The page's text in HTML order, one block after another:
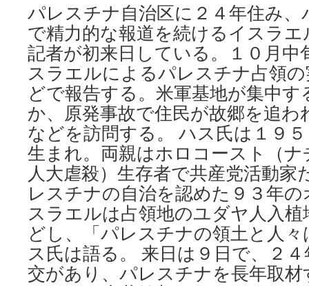
パレスチナ自治区に２４年住み
で精力的な報道を続けるイスラ
記者が初来日している。１０月中
スラエルによるパレスチナ占領
どで報告する。米軍基地が集中
か、原発事故で住民が故郷を追わ
などを訪問する。 ハス氏は１９
生まれ。両親はホロコースト（
人大虐殺）生存者で共産党活動家
レスチナの自治を認めた９３年
スラエルは占領地のユダヤ人入
どし、「パレスチナの領土と人
ス氏は語る。 来日は９日で、２
交があり、パレスチナを長年取